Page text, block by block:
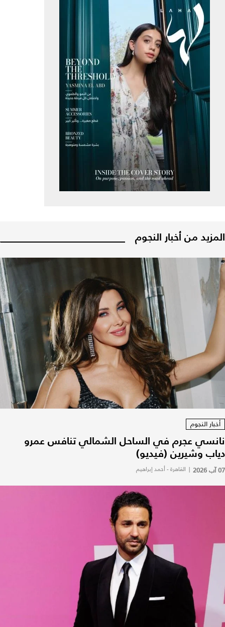
المزيد من أخبار النجوم
أخبار النجوم
نانسي عجرم في الساحل الشمالي تنافس عمرو
دياب وشيرين (فيديو)
07 آب 2026 | القاهرة - أحمد إبراهيم